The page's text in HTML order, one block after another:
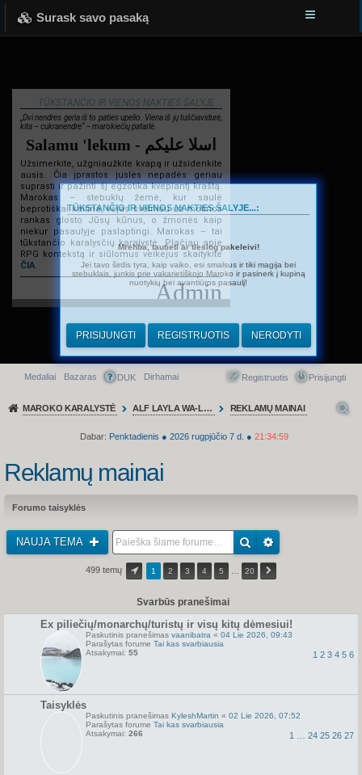
Surask savo pasaką
TŪKSTANČIO IR VIENOS NAKTIES ŠALYJE...
„Dvi nendrės geria iš to paties upelio. Viena iš jų tuščiavidurė,
kita – cukranendrė“ – marokiečių patarlė.
Salamu 'lekum - اسلا عليكم
Užsimerkite, užgniaužkite kvapą ir užsidenkite
ausis. Čia įprastos juslės nepadės geriau
suprasti ir pažinti šį egzotika kvepiantį kraštą.
Marokas – stebuklų žemė, kur saulė
beprotiškai kaitina, vėjas švelniau už motinos
rankas glosto Jūsų kūnus, o žmonės kaip
niekur pasaulyje paslaptingi. Marokas – tai
tūkstančio karalysčių karalystė. Plačiau apie
RPG kontekstą ir siūlomus veikėjus skaitykite
ČIA.
Admin
Greitasis meniu
Medaliai Bazaras DUK Dirhamai Prisijungti
Registruotis
MAROKO KARALYSTĖ ALF LAYLA WA-LAYLA REKLAMŲ MAINAI
Dabar: Penktadienis ● 2026 rugpjūčio 7 d. ● 21:35:00
TŪKSTANČIO IR VIENOS NAKTIES ŠALYJE...:
Mrehba, tautieti ar tiesiog pakeleivi!
Jei tavo širdis tyra, kaip vaiko, esi smalsus ir tiki magija bei
stebuklais, junkis prie vakarietiškojo Maroko ir pasinerk į kupiną
nuotykių bei avantiūros pasaulį!
PRISIJUNGTI REGISTRUOTIS NERODYTI
Reklamų mainai
Forumo taisyklės
NAUJA TEMA
499 temų 1 2 3 4 5 20
Svarbūs pranešimai
Ex piliečių/monarchų/turistų ir visų kitų dėmesiui!
Paskutinis pranešimas vaanibatra « 04 Lie 2026, 09:43
Parašytas forume Tai kas svarbiausia
Atsakymai: 55 1 2 3 4 5 6
Taisyklės
Paskutinis pranešimas KyleshMartin « 02 Lie 2026, 07:52
Parašytas forume Tai kas svarbiausia
Atsakymai: 266 1 24 25 26 27